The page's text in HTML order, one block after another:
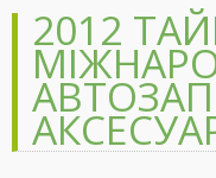
2012